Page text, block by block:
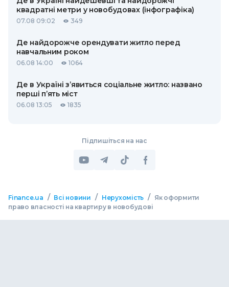
квадратні метри у новобудовах (інфографіка)
07.08 09:02 349
Де найдорожче орендувати житло перед
навчальним роком
06.08 14:00 1064
Де в Україні з’явиться соціальне житло: названо
перші п’ять міст
06.08 13:05 1835
Підпишіться на нас
Finance.ua / Всі новини / Нерухомість /
Як оформити
право власності на квартиру в новобудові